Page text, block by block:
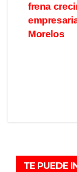
frena
Morelos
TE PUEDE